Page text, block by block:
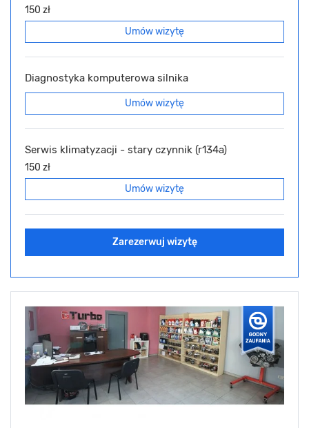
150 zł
Umów wizytę
Diagnostyka komputerowa silnika
Umów wizytę
Serwis klimatyzacji - stary czynnik (r134a)
150 zł
Umów wizytę
Zarezerwuj wizytę